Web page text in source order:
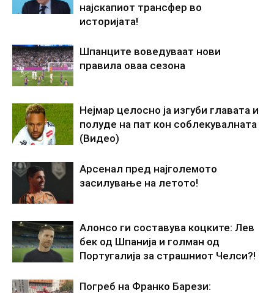
најскапиот трансфер во
историјата!
Шпанците воведуваат нови
правила оваа сезона
Нејмар целосно ја изгуби главата и
полуде на пат кон соблекувалната
(Видео)
Арсенал пред најголемото
засилување на летото!
Алонсо ги составува коцките: Лев
бек од Шпанија и голман од
Португалија за страшниот Челси?!
Погреб на Франко Барези: